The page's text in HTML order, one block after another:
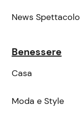
News Spettacolo
Benessere
Casa
Moda e Style